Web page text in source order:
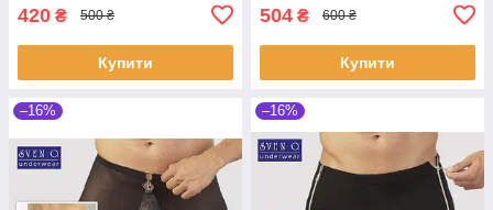
420 ₴ 500 ₴
Купити
504 ₴ 600 ₴
Купити
–16% –16%